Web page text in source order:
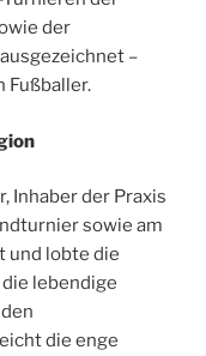
der
–
Fußballer.
Inhaber der Praxis
sowie am
und lobte die
lebendige
die enge